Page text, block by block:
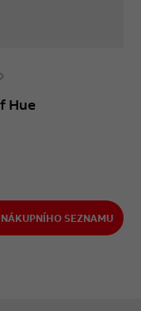
Hue
SEZNAMU